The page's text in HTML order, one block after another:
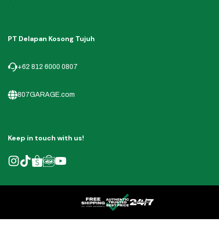
PT Delapan Kosong Tujuh
+62 812 6000 0807
807GARAGE.com
Keep in touch with us!